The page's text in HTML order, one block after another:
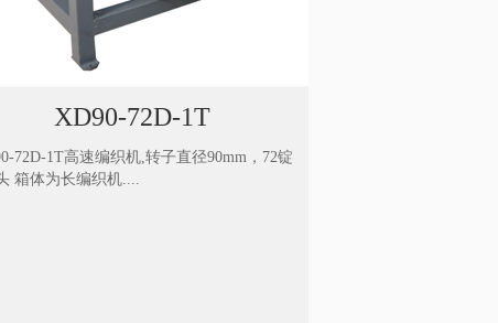
XD90-80D-1T
XD90-80D-1T高速编织机,转子直径90mm，80锭
数1头 箱体为长编织机...